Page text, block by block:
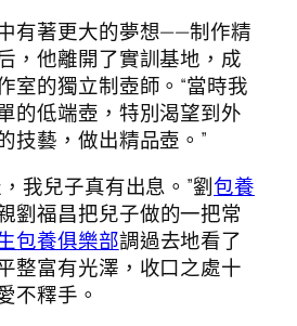
有著更大的夢想——制作精
，他離開了實訓基地，成
室的獨立制壺師。“當時我
的低端壺，特別渴望到外
技藝，做出精品壺。”
我兒子真有出息。”劉包養
劉福昌把兒子做的一把常
包養俱樂部調過去地看了
整富有光澤，收口之處十
不釋手。